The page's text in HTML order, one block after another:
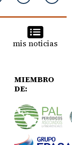
mis noticias
MIEMBRO
DE: